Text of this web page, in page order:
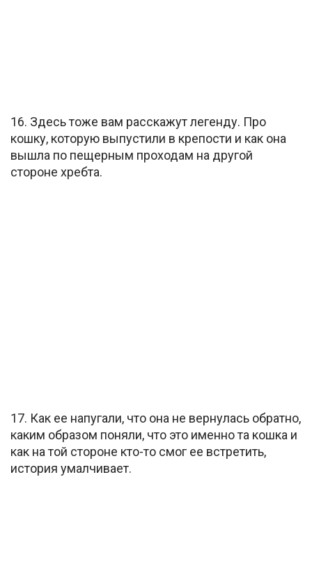
16. Здесь тоже вам расскажут легенду. Про
кошку, которую выпустили в крепости и как она
вышла по пещерным проходам на другой
стороне хребта.
17. Как ее напугали, что она не вернулась обратно,
каким образом поняли, что это именно та кошка и
как на той стороне кто-то смог ее встретить,
история умалчивает.